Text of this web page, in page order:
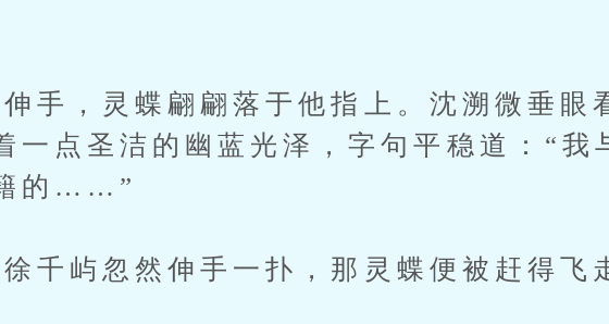
，灵蝶翩翩落于他指上。沈溯微垂眼
一点圣洁的幽蓝光泽，字句平稳道：“我
的……”
屿忽然伸手一扑，那灵蝶便被赶得飞